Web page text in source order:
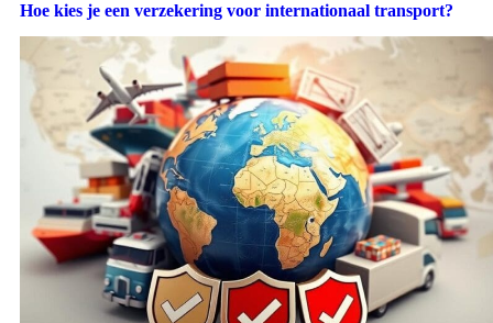
Hoe kies je een verzekering voor internationaal transport?